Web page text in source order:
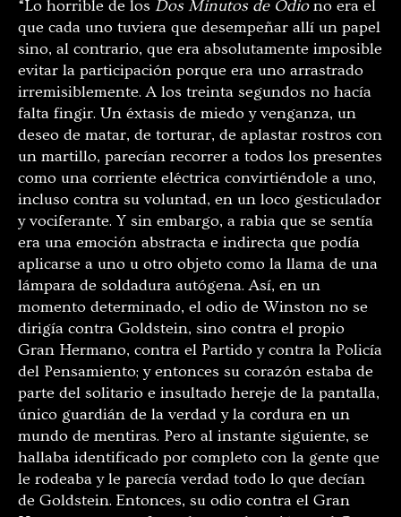
“Lo horrible de los Dos Minutos de Odiono era el
que cada uno tuviera que desempeñar allí un papel
sino, al contrario, que era absolutamente imposible
evitar la participación porque era uno arrastrado
irremisiblemente. A los treinta segundos no hacía
falta fingir. Un éxtasis de miedo y venganza, un
deseo de matar, de torturar, de aplastar rostros con
un martillo, parecían recorrer a todos los presentes
como una corriente eléctrica convirtiéndole a uno,
incluso contra su voluntad, en un loco gesticulador
y vociferante. Y sin embargo, a rabia que se sentía
era una emoción abstracta e indirecta que podía
aplicarse a uno u otro objeto como la llama de una
lámpara de soldadura autógena. Así, en un
momento determinado, el odio de Winston no se
dirigía contra Goldstein, sino contra el propio
Gran Hermano, contra el Partido y contra la Policía
del Pensamiento; y entonces su corazón estaba de
parte del solitario e insultado hereje de la pantalla,
único guardián de la verdad y la cordura en un
mundo de mentiras. Pero al instante siguiente, se
hallaba identificado por completo con la gente que
le rodeaba y le parecía verdad todo lo que decían
de Goldstein. Entonces, su odio contra el Gran